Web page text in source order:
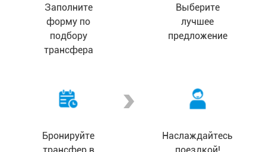
Заполните
форму по
подбору
трансфера
Выберите
лучшее
предложение
Бронируйте
Наслаждайтесь